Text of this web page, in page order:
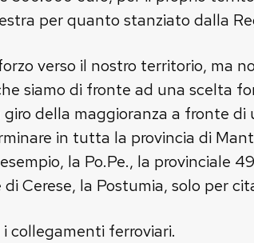
per quanto stanziato dalla
verso il nostro territorio, ma
siamo di fronte ad una scelta
giro della maggioranza a fronte di
in tutta la provincia di
la Po.Pe., la provinciale 49
Cerese, la Postumia, solo per
collegamenti ferroviari.